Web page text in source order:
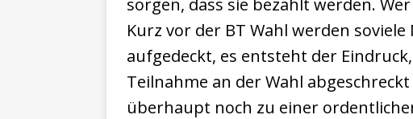
sorgen, dass sie bezahlt werden.
Kurz vor der BT Wahl werden
aufgedeckt, es entsteht der
Teilnahme an der Wahl
überhaupt noch zu einer